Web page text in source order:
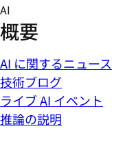
Skip
to
content
AI
概要
AI に関するニュース
技術ブログ
ライブ AI イベント
推論の説明